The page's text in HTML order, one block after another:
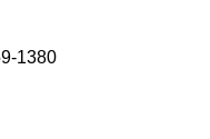
1380